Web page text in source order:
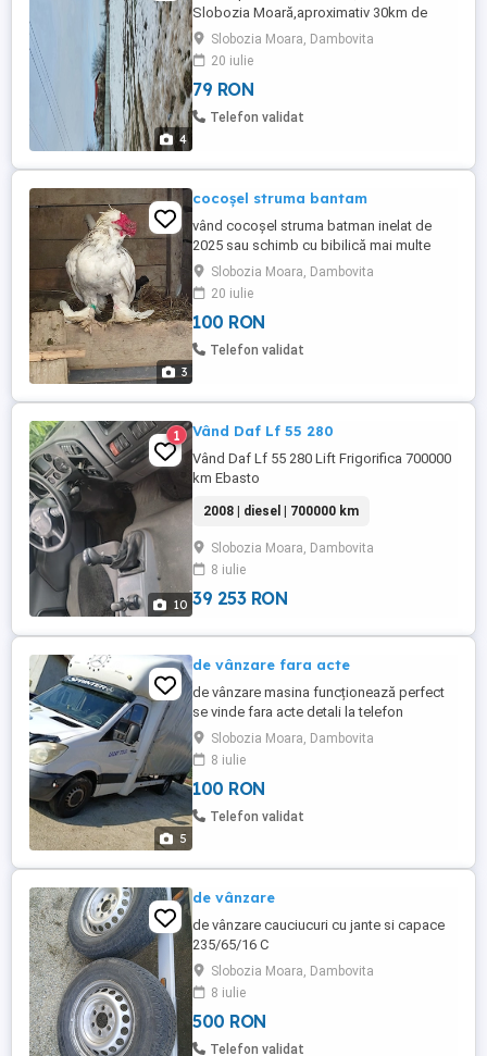
4
Slobozia Moară,aproximativ 30km de
București la hotarul cu Com Brezoaele
posibilitate deschidere afacere,
construcție depozit sau casa de vacanta.
Slobozia Moara, Dambovita
20 iulie
79 RON
Telefon validat
3
cocoșel struma bantam
vând cocoșel struma batman inelat de
2025 sau schimb cu bibilică mai multe
detalii la telefon
Slobozia Moara, Dambovita
20 iulie
100 RON
Telefon validat
10
1 Vând Daf Lf 55 280
Vând Daf Lf 55 280 Lift Frigorifica 700000
km Ebasto
2008 | diesel | 700000 km
Slobozia Moara, Dambovita
8 iulie
39 253 RON
5
de vânzare fara acte
de vânzare masina funcționează perfect
se vinde fara acte detali la telefon
Slobozia Moara, Dambovita
8 iulie
100 RON
Telefon validat
de vânzare
de vânzare cauciucuri cu jante si capace
235/65/16 C
Slobozia Moara, Dambovita
8 iulie
500 RON
Telefon validat